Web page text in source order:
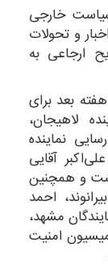
خارجی
و تحولات
ارجاعی به
بعد برای
لاهیجان،
نماینده
آقایی
و همچنین
احمد
مشهد،
امنیت